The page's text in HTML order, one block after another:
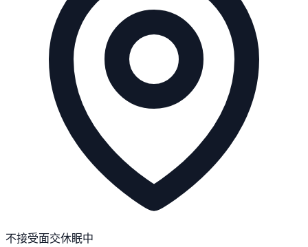
不接受面交休眠中